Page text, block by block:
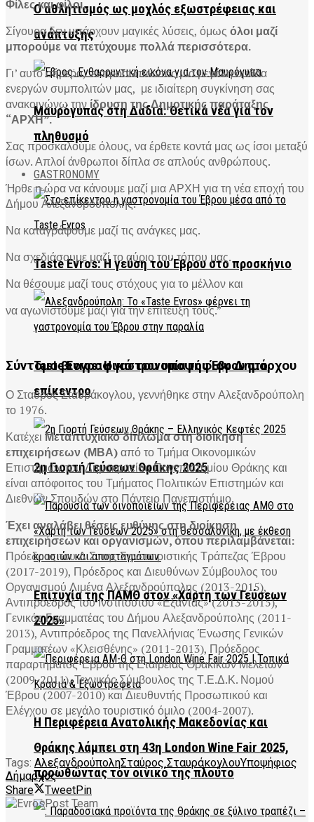
Ο αθλητισμός ως μοχλός εξωστρέφειας και
ανάπτυξης
Μαυρόγυπας στη Δαδιά: Θετικά νέα για τον
πληθυσμό
GASTRONOMY
Taste Evros: Η γεύση του Έβρου στο προσκήνιο
Taste Evros: Η γαστρονομία του Έβρου στο
επίκεντρο
2η Γιορτή Γεύσεων Θράκης 2025
Επιτυχία της ΠΑΜΘ στον «Χάρτη των Γεύσεων
2025»
Η Περιφέρεια Ανατολικής Μακεδονίας και
Θράκης λάμπει στη 43η London Wine Fair 2025,
προωθώντας τον οινικό της πλούτο
Φίλες και φίλοι,
Σίγουρα δεν υπάρχουν μαγικές λύσεις, όμως όλοι μαζί
μπορούμε να πετύχουμε πολλά περισσότερα.
Γι’ αυτό σήμερα, εκπροσωπώντας μία μεγάλη ομάδα
ενεργών συμπολιτών μας, με ιδιαίτερη συγκίνηση σας
ανακοινώνω την ίδρυση της Δημοτικής παράταξης
“ΑΡΧΗ”.
Σας προσκαλούμε όλους, να έρθετε κοντά μας ως ίσοι μεταξύ
ίσων. Απλοί άνθρωποι δίπλα σε απλούς ανθρώπους.
Ήρθε η ώρα να κάνουμε μαζί μια ΑΡΧΗ για τη νέα εποχή του
Δήμου Αλεξανδρούπολης.
Να καταγράψουμε μαζί τις ανάγκες μας.
Να σχεδιάσουμε μαζί το αύριο του τόπου μας.
Να θέσουμε μαζί τους στόχους για το μέλλον και
να αγωνιστούμε μαζί για την επίτευξη τους.”
Σύντομο βιογραφικό του υποψήφιου Δημάρχου
Ο Σταύρος Σταυράκογλου, γεννήθηκε στην Αλεξανδρούπολη
το 1976.
Κατέχει Μεταπτυχιακό δίπλωμα στη διοίκηση
επιχειρήσεων (ΜΒΑ)από το Τμήμα Οικονομικών
Επιστημών του Δημοκριτείου Πανεπιστημίου Θράκης και
είναι απόφοιτος του Τμήματος Πολιτικών Επιστημών και
Διεθνών Σπουδών στο Πάντειο Πανεπιστήμιο.
Έχει αναλάβει θέσεις ευθύνης στη διοίκηση
επιχειρήσεων και οργανισμών, όπου περιλαμβάνεται:
Πρόεδρος του Δ.Σ. της Συνεταιριστικής Τράπεζας Έβρου
(2017-2019), Πρόεδρος και Διευθύνων Σύμβουλος του
Οργανισμού Λιμένα Αλεξανδρούπολης (2013-2015),
Αντιπρόεδρος του Ινστιτούτου «Εξάντας» (2013-2015),
Γενικός Γραμματέας του Δήμου Αλεξανδρούπολης (2011-
2013), Αντιπρόεδρος της Πανελλήνιας Ένωσης Γενικών
Γραμματέων «Κλεισθένης» (2011-2013), Πρόεδρος
παραρτήματος Έβρου της Εταιρείας Θρακικών Μελετών
(2009-2011), Τεχνικός Σύμβουλος της Τ.Ε.Δ.Κ. Νομού
Έβρου (2007-2010) και Διευθυντής Προσωπικού και
Ελέγχου σε μεγάλο τουριστικό όμιλο (2004-2007).
Tags: ΑλεξανδρούποληΣταύρος ΣταυράκογλουΥποψήφιος
Δήμαρχος
Share
TweetPin